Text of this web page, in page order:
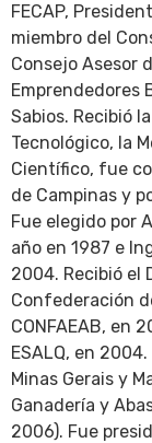
FECAP,
miembro del
Consejo Asesor
Emprendedores
Sabios. Recibió
Tecnológico, la
Científico, fue
de Campinas y
Fue elegido por
año en 1987 e
2004. Recibió el
Confederación
CONFAEAB, en
ESALQ, en
Minas Gerais y
Ganadería y
2006). Fue